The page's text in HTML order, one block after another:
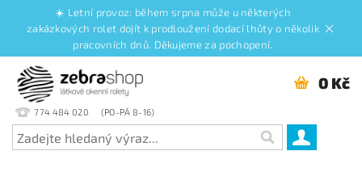
☀️ Letní provoz: během srpna může u některých
zakázkových rolet dojít k prodloužení dodací lhůty o několik
pracovních dnů. Děkujeme za pochopení.
774 484 020
0 Kč